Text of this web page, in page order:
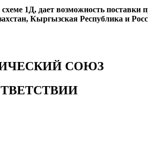
1Д, дает возможность поставки
Кыргызская Республика и
СОЮЗ